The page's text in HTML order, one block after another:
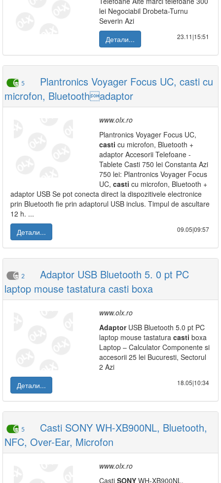
lei Negociabil Drobeta-Turnu
Severin Azi
Детали...
23.11|15:51
5
Plantronics Voyager Focus UC, casti cu
microfon, Bluetoothadaptor
www.olx.ro
Plantronics Voyager Focus UC,
casti cu microfon, Bluetooth +
adaptor Accesorii Telefoane -
Tablete Casti 750 lei Constanta Azi
750 lei: Plantronics Voyager Focus
UC, casti cu microfon, Bluetooth +
adaptor USB Se pot conecta direct la dispozitivele electronice
prin Bluetooth fie prin adaptorul USB inclus. Timpul de ascultare
12 h. ...
Детали...
09.05|09:57
2
Adaptor USB Bluetooth 5. 0 pt PC
laptop mouse tastatura casti boxa
www.olx.ro
AdaptorUSB Bluetooth 5.0 pt PC
laptop mouse tastatura casti boxa
Laptop – Calculator Componente si
accesorii 25 lei Bucuresti, Sectorul
2 Azi
Детали...
18.05|10:34
5
Casti SONY WH-XB900NL, Bluetooth,
NFC, Over-Ear, Microfon
www.olx.ro
Casti SONY WH-XB900NL,